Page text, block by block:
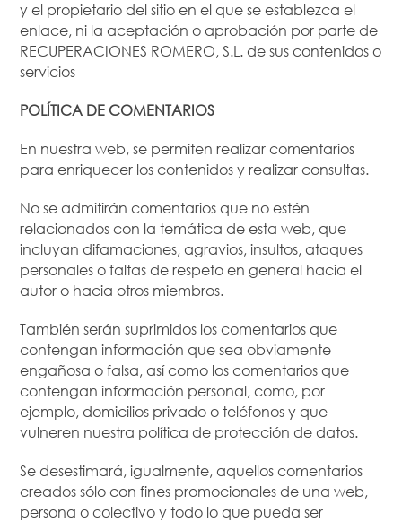
y el propietario del sitio en el que se establezca el
enlace, ni la aceptación o aprobación por parte de
RECUPERACIONES ROMERO, S.L. de sus contenidos o
servicios
POLÍTICA DE COMENTARIOS
En nuestra web, se permiten realizar comentarios
para enriquecer los contenidos y realizar consultas.
No se admitirán comentarios que no estén
relacionados con la temática de esta web, que
incluyan difamaciones, agravios, insultos, ataques
personales o faltas de respeto en general hacia el
autor o hacia otros miembros.
También serán suprimidos los comentarios que
contengan información que sea obviamente
engañosa o falsa, así como los comentarios que
contengan información personal, como, por
ejemplo, domicilios privado o teléfonos y que
vulneren nuestra política de protección de datos.
Se desestimará, igualmente, aquellos comentarios
creados sólo con fines promocionales de una web,
persona o colectivo y todo lo que pueda ser